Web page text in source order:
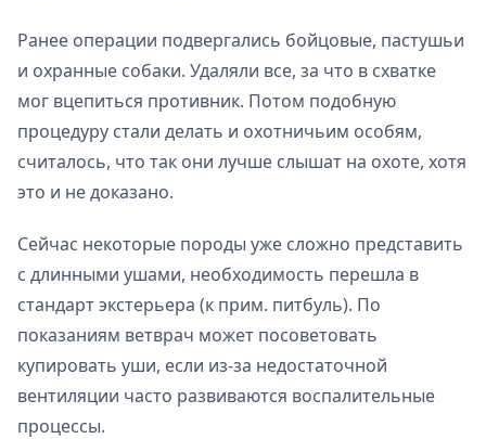
Ранее операции подвергались бойцовые, пастушьи
и охранные собаки. Удаляли все, за что в схватке
мог вцепиться противник. Потом подобную
процедуру стали делать и охотничьим особям,
считалось, что так они лучше слышат на охоте, хотя
это и не доказано.
Сейчас некоторые породы уже сложно представить
с длинными ушами, необходимость перешла в
стандарт экстерьера (к прим. питбуль). По
показаниям ветврач может посоветовать
купировать уши, если из-за недостаточной
вентиляции часто развиваются воспалительные
процессы.